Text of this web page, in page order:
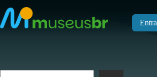
para
o
conteúdo